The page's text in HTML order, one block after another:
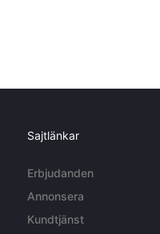
Sajtlänkar
Erbjudanden
Annonsera
Kundtjänst